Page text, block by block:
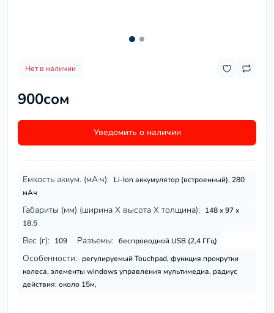
Нет в наличии
900сом
Уведомить о наличии
Емкость аккум. (мА·ч):
Li-Ion аккумулятор (встроенный), 280
мАч
Габариты (мм) (ширина Х высота Х толщина):
148 x 97 x
18,5
Вес (г): 109 Разъемы: беспроводной USB (2,4 ГГц)
Особенности:
регулируемый Touchpad, функция прокрутки
колеса, элементы windows управления мультимедиа, радиус
действия: около 15м,